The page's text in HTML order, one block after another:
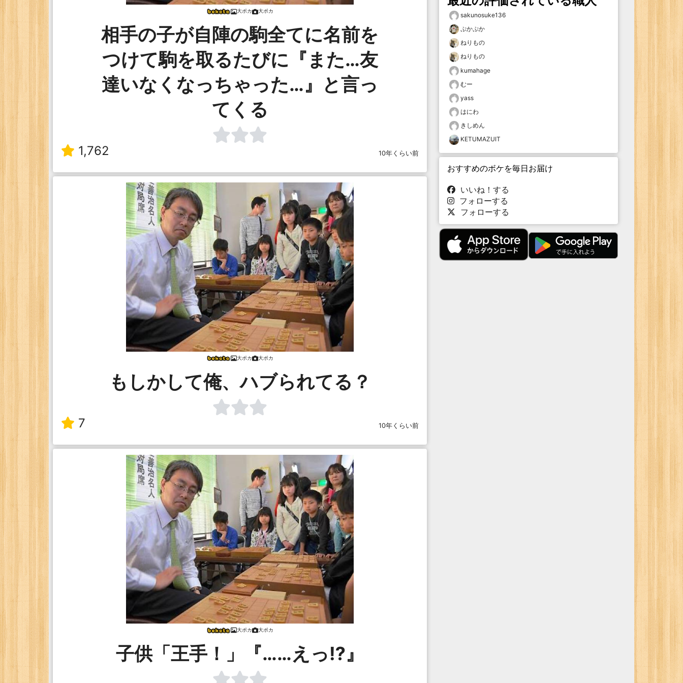
大ポカ 大ポカ
相手の子が自陣の駒全てに名前を
つけて駒を取るたびに『また…友
達いなくなっちゃった…』と言っ
てくる
1,762 10年くらい前
大ポカ 大ポカ
もしかして俺、ハブられてる？
7 10年くらい前
大ポカ 大ポカ
子供「王手！」『……えっ⁉』
sakunosuke136
ぷかぷか
ねりもの
ねりもの
kumahage
むー
yass
はにわ
きしめん
KETUMAZUIT
おすすめのボケを毎日お届け
いいね！する
フォローする
フォローする